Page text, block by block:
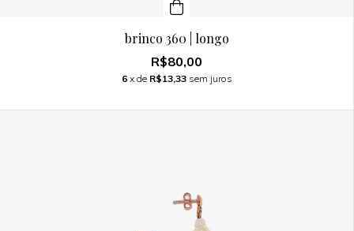
brinco 360 | longo
R$80,00
6 x de R$13,33 sem juros